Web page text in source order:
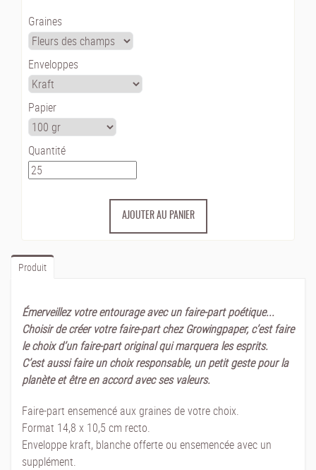
Graines
Enveloppes
Papier
Quantité
Produit
Émerveillez votre entourage avec un faire-part poétique...
Choisir de créer votre faire-part chez Growingpaper, c’est faire
le choix d’un faire-part original qui marquera les esprits.
C’est aussi faire un choix responsable, un petit geste pour la
planète et être en accord avec ses valeurs.
Faire-part ensemencé aux graines de votre choix.
Format 14,8 x 10,5 cm recto.
Enveloppe kraft, blanche offerte ou ensemencée avec un
supplément.